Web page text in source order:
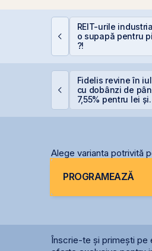
REIT-urile
o supapă pentru
?!
Fidelis revine în
cu dobânzi de
7,55% pentru lei și
Alege varianta potrivită
PROGRAMEAZĂ
Înscrie-te și primești pe